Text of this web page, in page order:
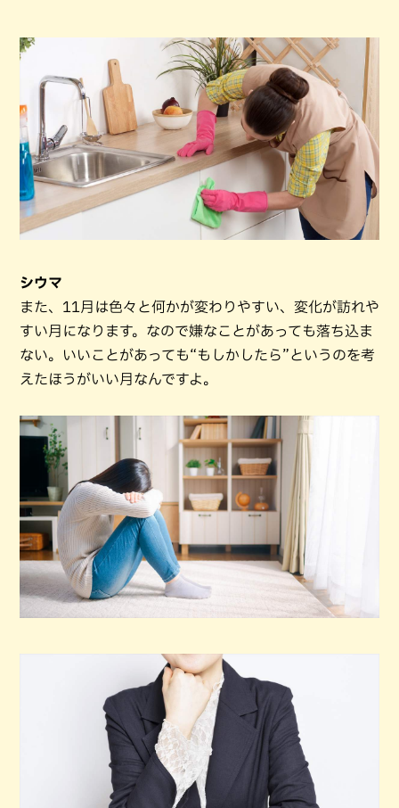
シウマ
また、11月は色々と何かが変わりやすい、変化が訪れや
すい月になります。なので嫌なことがあっても落ち込ま
ない。いいことがあっても“もしかしたら”というのを考
えたほうがいい月なんですよ。